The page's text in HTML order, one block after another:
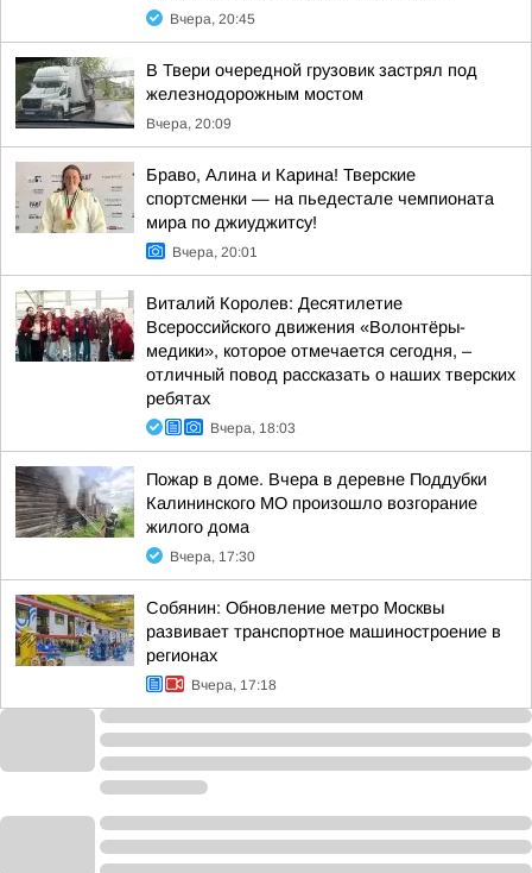
Вчера, 20:45
В Твери очередной грузовик застрял под
железнодорожным мостом
Вчера, 20:09
Браво, Алина и Карина! Тверские
спортсменки — на пьедестале чемпионата
мира по джиуджитсу!
Вчера, 20:01
Виталий Королев: Десятилетие
Всероссийского движения «Волонтёры-
медики», которое отмечается сегодня, –
отличный повод рассказать о наших тверских
ребятах
Вчера, 18:03
Пожар в доме. Вчера в деревне Поддубки
Калининского МО произошло возгорание
жилого дома
Вчера, 17:30
Собянин: Обновление метро Москвы
развивает транспортное машиностроение в
регионах
Вчера, 17:18